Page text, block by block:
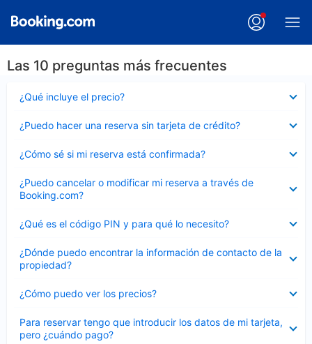
Las 10 preguntas más frecuentes
¿Qué incluye el precio?
cerrado
¿Puedo hacer una reserva sin tarjeta de crédito?
cerrado
¿Cómo sé si mi reserva está confirmada?
cerrado
¿Puedo cancelar o modificar mi reserva a través de
Booking.com?
cerrado
¿Qué es el código PIN y para qué lo necesito?
cerrado
¿Dónde puedo encontrar la información de contacto de la
propiedad?
cerrado
¿Cómo puedo ver los precios?
cerrado
Para reservar tengo que introducir los datos de mi tarjeta,
pero ¿cuándo pago?
cerrado